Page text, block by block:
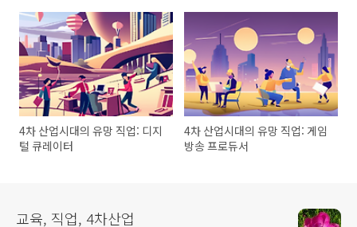
4차 산업시대의 유망 직업: 디지
털 큐레이터
4차 산업시대의 유망 직업: 게임
방송 프로듀서
교육, 직업, 4차산업